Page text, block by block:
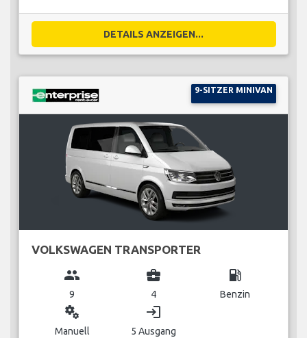
DETAILS ANZEIGEN...
9-SITZER MINIVAN
VOLKSWAGEN TRANSPORTER
group
9
business_center
4
local_gas_station
Benzin
miscellaneous_services
Manuell
login
5 Ausgang